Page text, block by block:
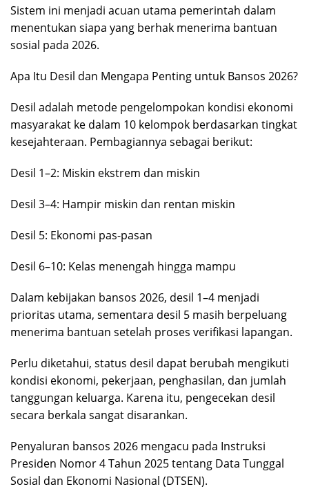
Sistem ini menjadi acuan utama pemerintah dalam
menentukan siapa yang berhak menerima bantuan
sosial pada 2026.
Apa Itu Desil dan Mengapa Penting untuk Bansos 2026?
Desil adalah metode pengelompokan kondisi ekonomi
masyarakat ke dalam 10 kelompok berdasarkan tingkat
kesejahteraan. Pembagiannya sebagai berikut:
Desil 1–2: Miskin ekstrem dan miskin
Desil 3–4: Hampir miskin dan rentan miskin
Desil 5: Ekonomi pas-pasan
Desil 6–10: Kelas menengah hingga mampu
Dalam kebijakan bansos 2026, desil 1–4 menjadi
prioritas utama, sementara desil 5 masih berpeluang
menerima bantuan setelah proses verifikasi lapangan.
Perlu diketahui, status desil dapat berubah mengikuti
kondisi ekonomi, pekerjaan, penghasilan, dan jumlah
tanggungan keluarga. Karena itu, pengecekan desil
secara berkala sangat disarankan.
Penyaluran bansos 2026 mengacu pada Instruksi
Presiden Nomor 4 Tahun 2025 tentang Data Tunggal
Sosial dan Ekonomi Nasional (DTSEN).